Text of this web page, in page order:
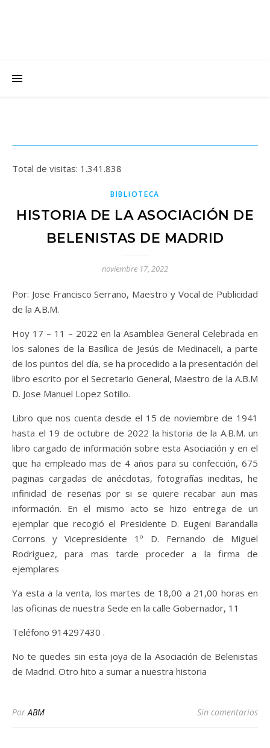
Total de visitas: 1.341.838
BIBLIOTECA
HISTORIA DE LA ASOCIACIÓN DE
BELENISTAS DE MADRID
noviembre 17, 2022
Por: Jose Francisco Serrano, Maestro y Vocal de Publicidad
de la A.B.M.
Hoy 17 – 11 – 2022 en la Asamblea General Celebrada en
los salones de la Basílica de Jesús de Medinaceli, a parte
de los puntos del día, se ha procedido a la presentación del
libro escrito por el Secretario General, Maestro de la A.B.M
D. Jose Manuel Lopez Sotillo.
Libro que nos cuenta desde el 15 de noviembre de 1941
hasta el 19 de octubre de 2022 la historia de la A.B.M. un
libro cargado de información sobre esta Asociación y en el
que ha empleado mas de 4 años para su confección, 675
paginas cargadas de anécdotas, fotografías ineditas, he
infinidad de reseñas por si se quiere recabar aun mas
información. En el mismo acto se hizo entrega de un
ejemplar que recogió el Presidente D. Eugeni Barandalla
Corrons y Vicepresidente 1º D. Fernando de Miguel
Rodriguez, para mas tarde proceder a la firma de
ejemplares
Ya esta a la venta, los martes de 18,00 a 21,00 horas en
las oficinas de nuestra Sede en la calle Gobernador, 11
Teléfono 914297430 .
No te quedes sin esta joya de la Asociación de Belenistas
de Madrid. Otro hito a sumar a nuestra historia
PorABM Sin comentarios